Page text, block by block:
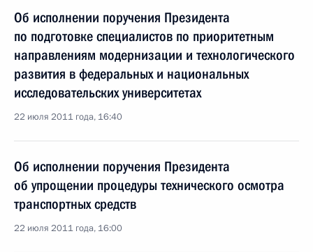
Об исполнении поручения Президента
по подготовке специалистов по приоритетным
направлениям модернизации и технологического
развития в федеральных и национальных
исследовательских университетах
22 июля 2011 года, 16:40
Об исполнении поручения Президента
об упрощении процедуры технического осмотра
транспортных средств
22 июля 2011 года, 16:00